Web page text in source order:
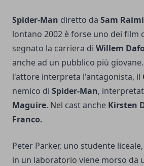
Spider-Man diretto da Sam Raimi
lontano 2002 è forse uno dei film
segnato la carriera di Willem
anche ad un pubblico più
l'attore interpreta l'antagonista, il
nemico di Spider-Man,
Maguire. Nel cast anche Kirsten
Franco.
Peter Parker, uno studente
in un laboratorio viene morso da